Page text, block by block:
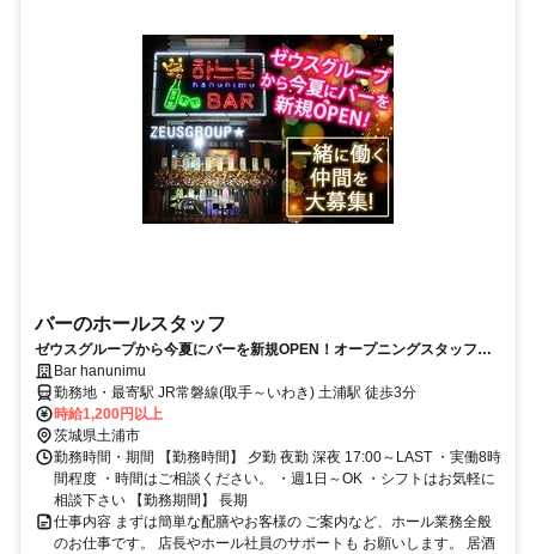
バーのホールスタッフ
ゼウスグループから今夏にバーを新規OPEN！オープニングスタッフ大
募集！Bar hanunimu
勤務地・最寄駅 JR常磐線(取手～いわき) 土浦駅 徒歩3分
時給1,200円以上
茨城県土浦市
勤務時間・期間 【勤務時間】 夕勤 夜勤 深夜 17:00～LAST ・実働8時
間程度 ・時間はご相談ください。 ・週1日～OK ・シフトはお気軽に
相談下さい 【勤務期間】 長期
仕事内容 まずは簡単な配膳やお客様の ご案内など、ホール業務全般
のお仕事です。 店長やホール社員のサポートも お願いします。 居酒